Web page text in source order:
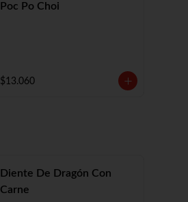
Poc Po Choi
$13.060
Diente De Dragón Con
Carne